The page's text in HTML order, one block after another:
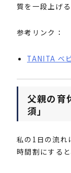
質を一段上げ
参考リンク：
TANITA ベ
父親の育
須」
私の1日の流れ
時間割にする